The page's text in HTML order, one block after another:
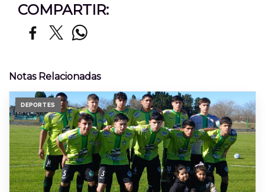
COMPARTIR:
Notas Relacionadas
DEPORTES